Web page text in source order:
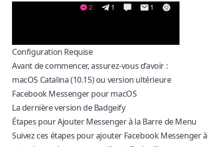
Configuration Requise
Avant de commencer, assurez-vous d’avoir :
macOS Catalina (10.15) ou version ultérieure
Facebook Messenger pour macOS
La dernière version de Badgeify
Étapes pour Ajouter Messenger à la Barre de Menu
Suivez ces étapes pour ajouter Facebook Messenger à